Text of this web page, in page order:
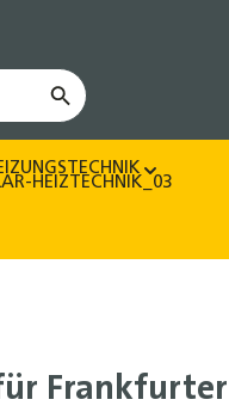
Frankfurter